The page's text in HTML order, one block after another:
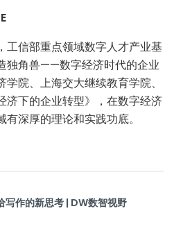
工信部重点领域数字人才产业基
独角兽——数字经济时代的企业
院、上海交大继续教育学院、
济下的企业转型》，在数字经济
深厚的理论和实践功底。
作的新思考 | DW数智视野